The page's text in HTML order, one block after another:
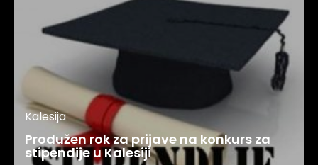
Kalesija
Produžen rok za prijave na konkurs za
stipendije u Kalesiji